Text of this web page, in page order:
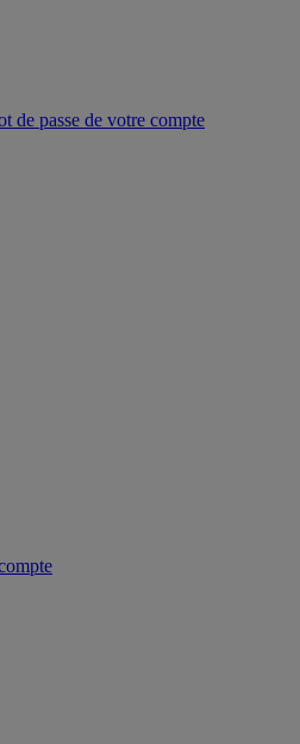
de passe de votre compte